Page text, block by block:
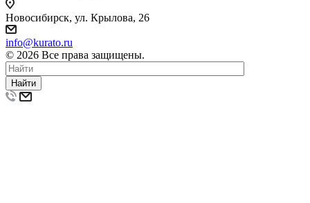
Новосибирск, ул. Крылова, 26
info@kurato.ru
© 2026 Все права защищены.
Найти